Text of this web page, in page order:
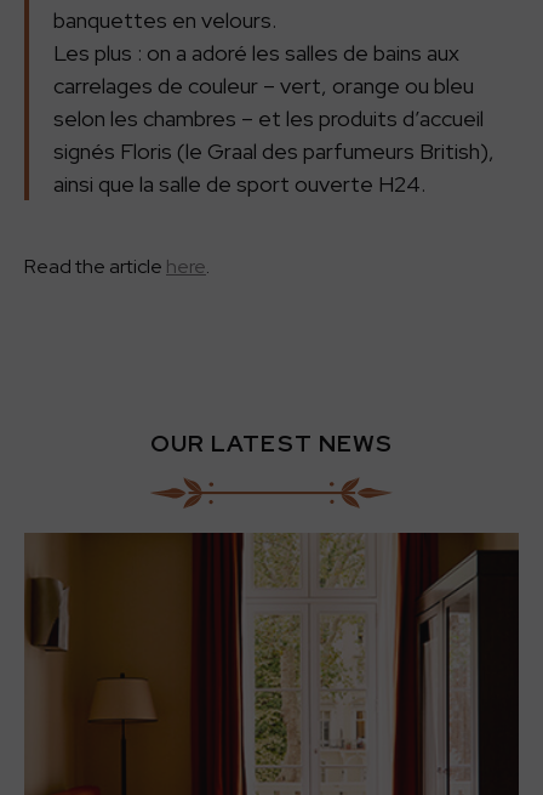
banquettes en velours.
Les plus : on a adoré les salles de bains aux
carrelages de couleur – vert, orange ou bleu
selon les chambres – et les produits d’accueil
signés Floris (le Graal des parfumeurs British),
ainsi que la salle de sport ouverte H24.
Read the article here.
OUR LATEST NEWS